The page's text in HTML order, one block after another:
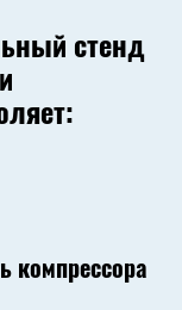
стенд
компрессора